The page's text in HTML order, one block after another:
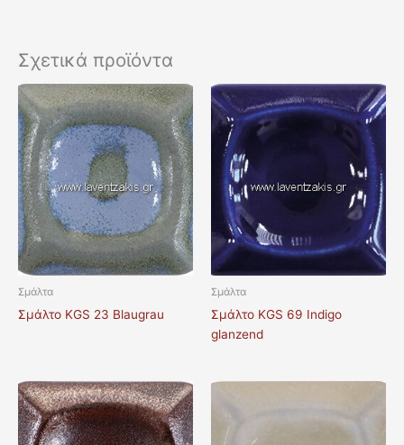
Σχετικά προϊόντα
Σμάλτα
Σμάλτο KGS 23 Blaugrau
Σμάλτα
Σμάλτο KGS 69 Indigo
glanzend